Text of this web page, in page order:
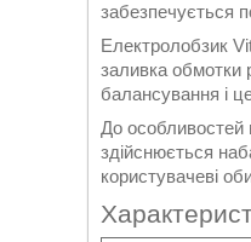
забезпечується
Електролобзик
заливка обмотки
балансування і
До особливостей
здійснюється
користувачеві